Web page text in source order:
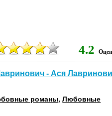
4.2
- Ася
романы,Любовные